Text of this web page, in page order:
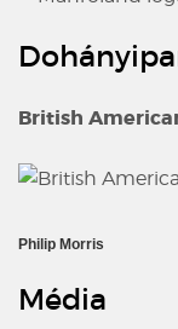
British
Philip Morris
Média